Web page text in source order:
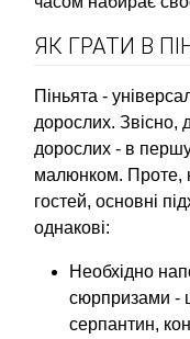
ЯК ГРАТИ В
Піньята -
дорослих. Звісно,
дорослих - в
малюнком. Проте,
гостей, основні
однакові:
Необхідно
сюрпризами -
серпантин,